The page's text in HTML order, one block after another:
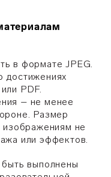
в формате JPEG.
достижениях
PDF.
– не менее
Размер
не
или эффектов.
выполнены